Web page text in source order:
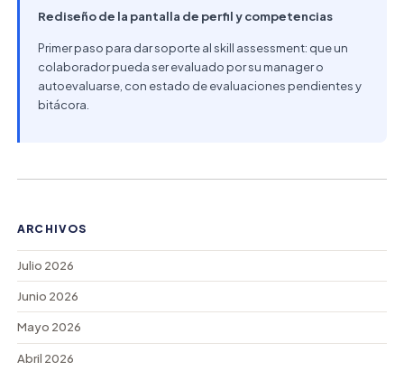
Rediseño de la pantalla de perfil y competencias
Primer paso para dar soporte al skill assessment: que un
colaborador pueda ser evaluado por su manager o
autoevaluarse, con estado de evaluaciones pendientes y
bitácora.
ARCHIVOS
Julio 2026
Junio 2026
Mayo 2026
Abril 2026